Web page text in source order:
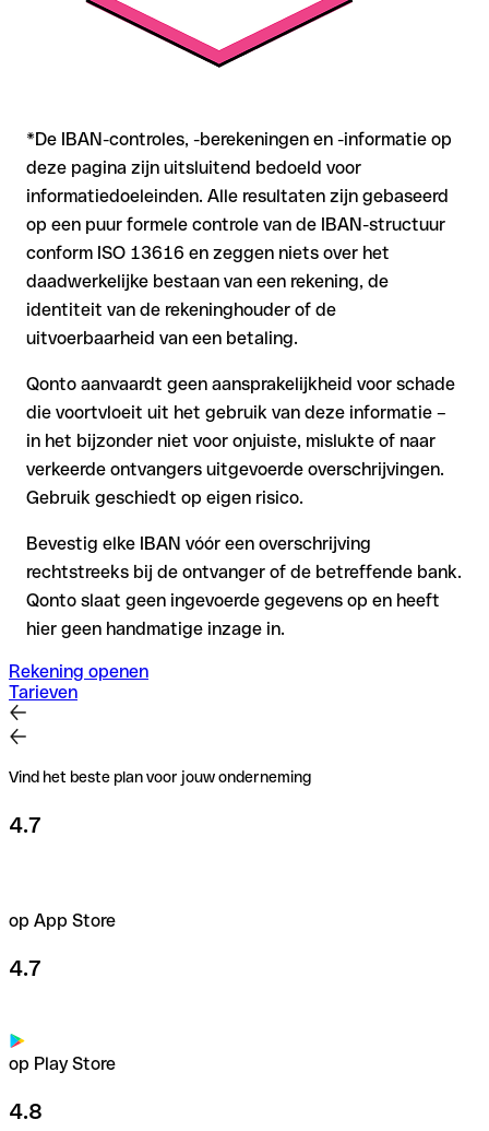
*De IBAN-controles, -berekeningen en -informatie op
deze pagina zijn uitsluitend bedoeld voor
informatiedoeleinden. Alle resultaten zijn gebaseerd
op een puur formele controle van de IBAN-structuur
conform ISO 13616 en zeggen niets over het
daadwerkelijke bestaan van een rekening, de
identiteit van de rekeninghouder of de
uitvoerbaarheid van een betaling.
Qonto aanvaardt geen aansprakelijkheid voor schade
die voortvloeit uit het gebruik van deze informatie –
in het bijzonder niet voor onjuiste, mislukte of naar
verkeerde ontvangers uitgevoerde overschrijvingen.
Gebruik geschiedt op eigen risico.
Bevestig elke IBAN vóór een overschrijving
rechtstreeks bij de ontvanger of de betreffende bank.
Qonto slaat geen ingevoerde gegevens op en heeft
hier geen handmatige inzage in.
Rekening openen
Tarieven
Vind het beste plan voor jouw onderneming
4.7
op App Store
4.7
op Play Store
4.8